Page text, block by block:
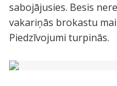
sabojājusies. Besis
vakariņās brokastu
Piedzīvojumi turpinās.